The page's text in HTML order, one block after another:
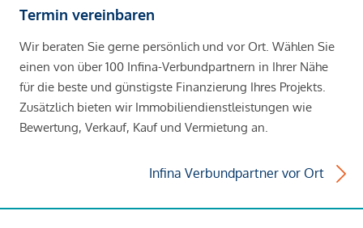
Termin vereinbaren
Wir beraten Sie gerne persönlich und vor Ort. Wählen Sie
einen von über 100 Infina-Verbundpartnern in Ihrer Nähe
für die beste und günstigste Finanzierung Ihres Projekts.
Zusätzlich bieten wir Immobiliendienstleistungen wie
Bewertung, Verkauf, Kauf und Vermietung an.
Infina Verbundpartner vor Ort